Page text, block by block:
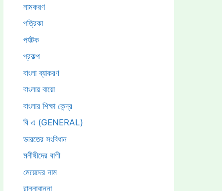
নামকরণ
পত্রিকা
পর্যটক
প্রকল্প
বাংলা ব্যাকরণ
বাংলায় বায়ো
বাংলার শিক্ষা কেন্দ্র
বি এ (GENERAL)
ভারতের সংবিধান
মনীষীদের বাণী
মেয়েদের নাম
রান্নাবান্না